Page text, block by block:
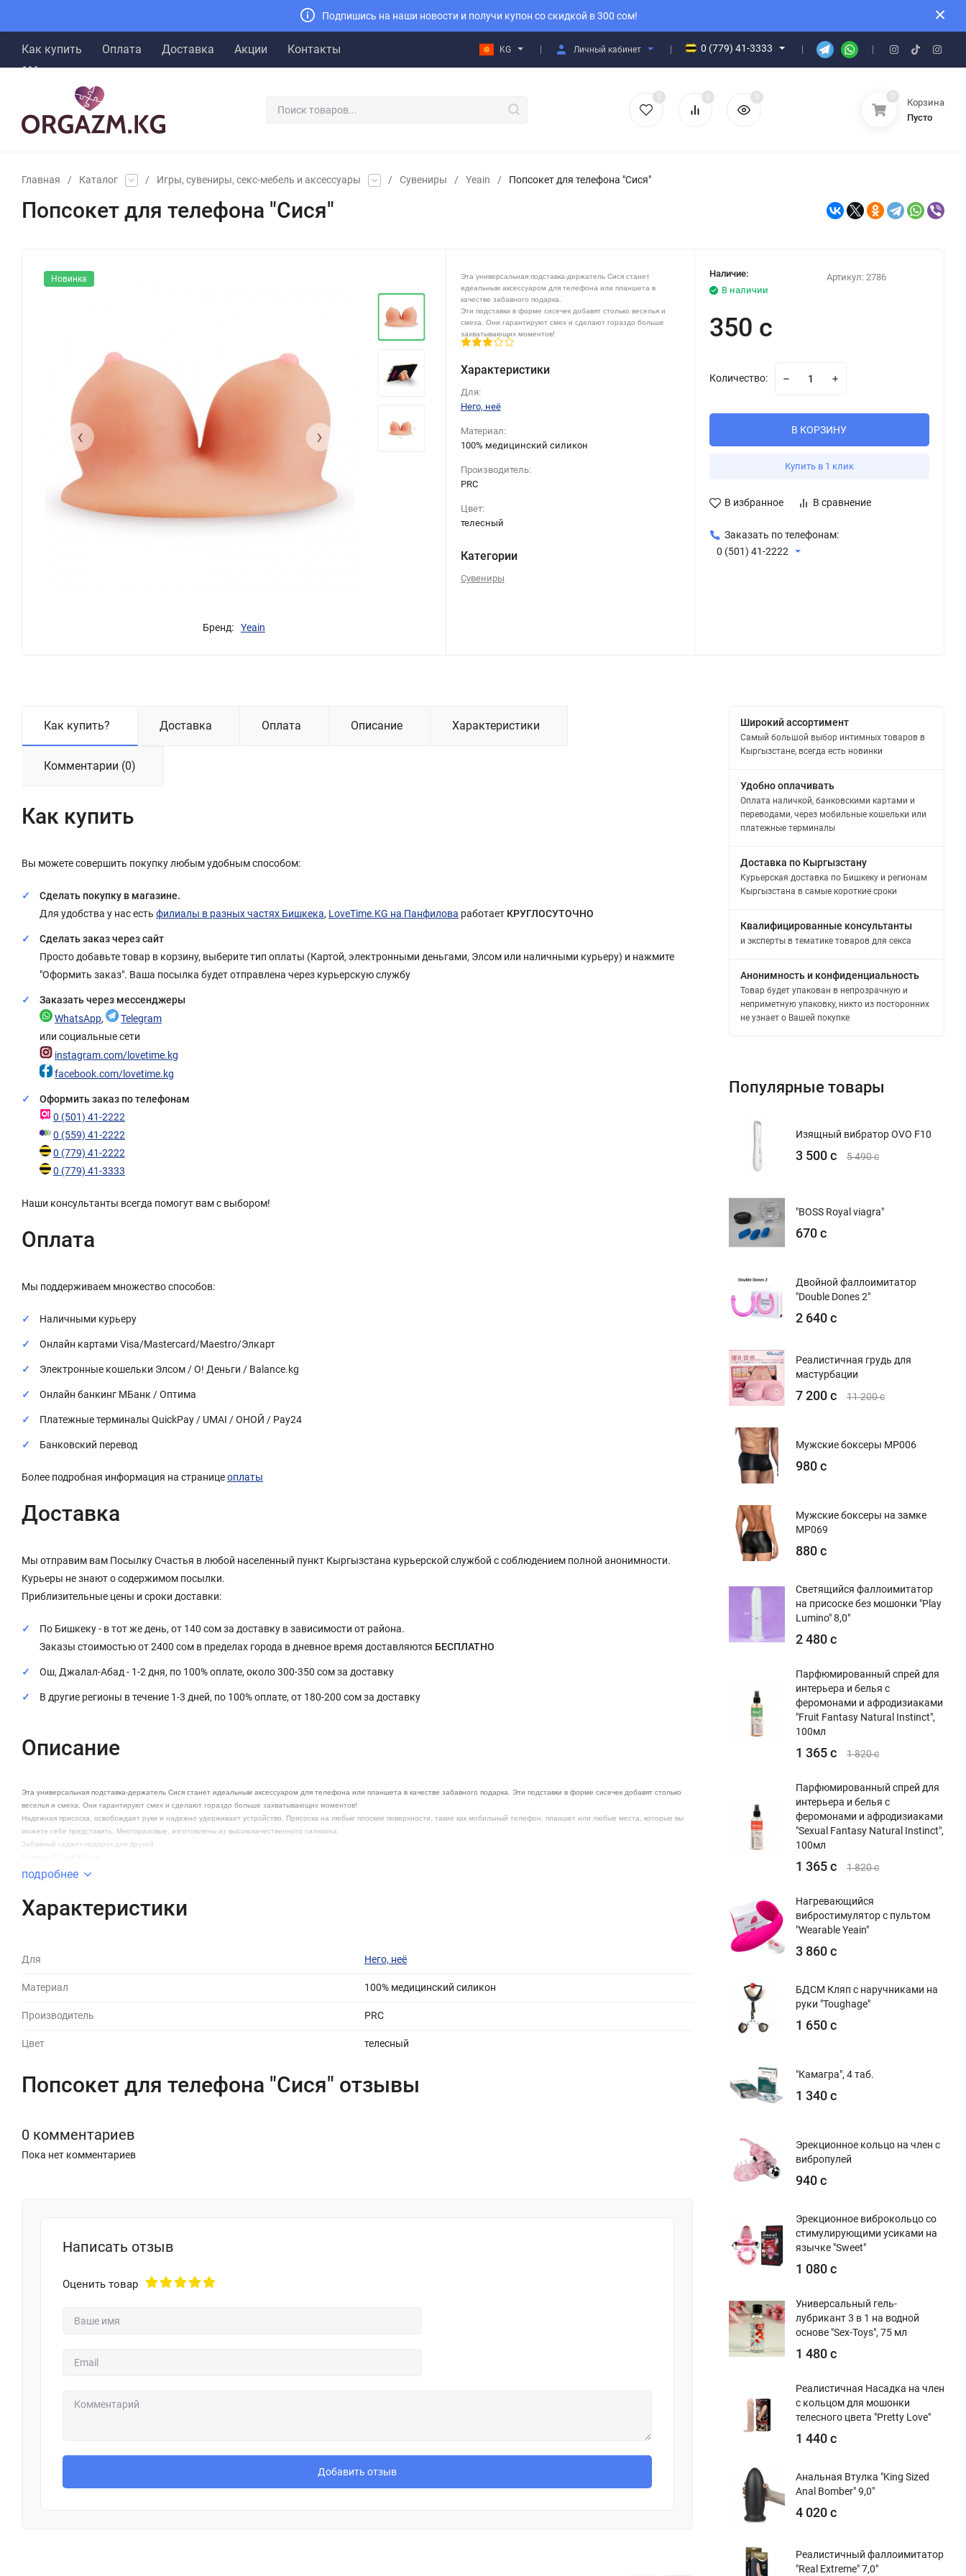
Подпишись на наши новости и получи купон со скидкой в 300 сом!
Как купить Оплата Доставка Акции Контакты KG Личный кабинет 0 (779) 41-3333
0 0 0 0
Корзина
Пусто
Главная / Каталог / Игры, сувениры, секс-мебель и аксессуары / Сувениры / Yeain / Попсокет для телефона "Сися"
Попсокет для телефона "Сися"
Новинка
‹ ›
Бренд: Yeain
Эта универсальная подставка-держатель Сися станет
идеальным аксессуаром для телефона или планшета в
качестве забавного подарка.
Эти подставки в форме сисечек добавят столько веселья и
смеха. Они гарантируют смех и сделают гораздо больше
захватывающих моментов!
Характеристики
Для:
Него, неё
Материал:
100% медицинский силикон
Производитель:
PRC
Цвет:
телесный
Категории
Сувениры
Наличие:
В наличии
Артикул: 2786
350 с
Количество:
В КОРЗИНУ
Купить в 1 клик
В избранное В сравнение
Заказать по телефонам:
0 (501) 41-2222
Как купить? Доставка Оплата Описание Характеристики
Комментарии (0)
Как купить
Вы можете совершить покупку любым удобным способом:
Сделать покупку в магазине.
Для удобства у нас есть филиалы в разных частях Бишкека, LoveTime.KG на Панфилова работает КРУГЛОСУТОЧНО
Сделать заказ через сайт
Просто добавьте товар в корзину, выберите тип оплаты (Картой, электронными деньгами, Элсом или наличными курьеру) и нажмите
"Оформить заказ". Ваша посылка будет отправлена через курьерскую службу
Заказать через мессенджеры
WhatsApp,
Telegram
или социальные сети
instagram.com/lovetime.kg
facebook.com/lovetime.kg
Оформить заказ по телефонам
0 (501) 41-2222
0 (559) 41-2222
0 (779) 41-2222
0 (779) 41-3333
Наши консультанты всегда помогут вам с выбором!
Оплата
Мы поддерживаем множество способов:
Наличными курьеру
Онлайн картами Visa/Mastercard/Maestro/Элкарт
Электронные кошельки Элсом / О! Деньги / Balance.kg
Онлайн банкинг МБанк / Оптима
Платежные терминалы QuickPay / UMAI / ОНОЙ / Pay24
Банковский перевод
Более подробная информация на страницеоплаты
Доставка
Мы отправим вам Посылку Счастья в любой населенный пункт Кыргызстана курьерской службой с соблюдением полной анонимности.
Курьеры не знают о содержимом посылки.
Приблизительные цены и сроки доставки:
По Бишкеку - в тот же день, от 140 сом за доставку в зависимости от района.
Заказы стоимостью от 2400 сом в пределах города в дневное время доставляются БЕСПЛАТНО
Ош, Джалал-Абад - 1-2 дня, по 100% оплате, около 300-350 сом за доставку
В другие регионы в течение 1-3 дней, по 100% оплате, от 180-200 сом за доставку
Описание
Эта универсальная подставка-держатель Сися станет идеальным аксессуаром для телефона или планшета в качестве забавного подарка. Эти подставки в форме сисечек добавят столько
веселья и смеха. Они гарантируют смех и сделают гораздо больше захватывающих моментов!
Надежная присоска, освобождает руки и надежно удерживает устройство. Присоска на любые плоские поверхности, такие как мобильный телефон, планшет или любые места, которые вы
можете себе представить. Многоразовые, изготовлены из высококачественного силикона
Забавный гаджет-подарок для друзей
подробнее
Характеристики
Для Него, неё
Материал 100% медицинский силикон
Производитель PRC
Цвет телесный
Попсокет для телефона "Сися" отзывы
0 комментариев
Пока нет комментариев
Написать отзыв
Оценить товар
Добавить отзыв
Широкий ассортимент
Самый большой выбор интимных товаров в
Кыргызстане, всегда есть новинки
Удобно оплачивать
Оплата наличкой, банковскими картами и
переводами, через мобильные кошельки или
платежные терминалы
Доставка по Кыргызстану
Курьерская доставка по Бишкеку и регионам
Кыргызстана в самые короткие сроки
Квалифицированные консультанты
и эксперты в тематике товаров для секса
Анонимность и конфиденциальность
Товар будет упакован в непрозрачную и
неприметную упаковку, никто из посторонних
не узнает о Вашей покупке
Популярные товары
Изящный вибратор OVO F10
3 500 с 5 490 с
"BOSS Royal viagra"
670 с
Двойной фаллоимитатор
"Double Dones 2"
2 640 с
Реалистичная грудь для
мастурбации
7 200 с 11 200 с
Мужские боксеры MP006
980 с
Мужские боксеры на замке
MP069
880 с
Светящийся фаллоимитатор
на присоске без мошонки "Play
Lumino" 8,0"
2 480 с
Парфюмированный спрей для
интерьера и белья с
феромонами и афродизиаками
"Fruit Fantasy Natural Instinct",
100мл
1 365 с 1 820 с
Парфюмированный спрей для
интерьера и белья с
феромонами и афродизиаками
"Sexual Fantasy Natural Instinct",
100мл
1 365 с 1 820 с
Нагревающийся
вибростимулятор с пультом
"Wearable Yeain"
3 860 с
БДСМ Кляп с наручниками на
руки "Toughage"
1 650 с
"Камагра", 4 таб.
1 340 с
Эрекционное кольцо на член с
вибропулей
940 с
Эрекционное виброкольцо со
стимулирующими усиками на
язычке "Sweet"
1 080 с
Универсальный гель-
лубрикант 3 в 1 на водной
основе "Sex-Toys", 75 мл
1 480 с
Реалистичная Насадка на член
с кольцом для мошонки
телесного цвета "Pretty Love"
1 440 с
Анальная Втулка "King Sized
Anal Bomber" 9,0"
4 020 с
Реалистичный фаллоимитатор
"Real Extreme" 7,0"